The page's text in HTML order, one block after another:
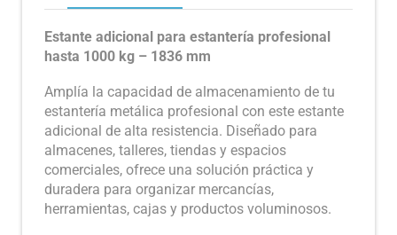
Estante adicional para estantería profesional
hasta 1000 kg – 1836 mm
Amplía la capacidad de almacenamiento de tu
estantería metálica profesional con este estante
adicional de alta resistencia. Diseñado para
almacenes, talleres, tiendas y espacios
comerciales, ofrece una solución práctica y
duradera para organizar mercancías,
herramientas, cajas y productos voluminosos.